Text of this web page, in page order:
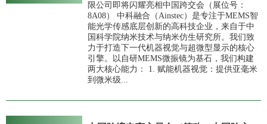
限公司即将闪耀亮相中国跨交会（展位号：
8A08） 中科融合（Ainstec）是专注于MEMS智
能光学传感底层创新的高科技企业，来自于中
国科学院纳米技术与纳米仿生研究所。我们致
力于打造下一代机器视觉与超微型显示的核心
引擎。以自研MEMS微振镜为基石，我们构建
两大核心能力： 1. 赋能机器视觉：提供亚毫米
到微米级...